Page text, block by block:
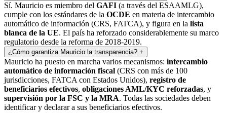
Sí. Mauricio es miembro del GAFI (a través del ESAAMLG),
cumple con los estándares de la OCDE en materia de intercambio
automático de información (CRS, FATCA), y figura en la lista
blanca de la UE. El país ha reforzado considerablemente su marco
regulatorio desde la reforma de 2018-2019.
¿Cómo garantiza Mauricio la transparencia? +
Mauricio ha puesto en marcha varios mecanismos: intercambio
automático de información fiscal (CRS con más de 100
jurisdicciones, FATCA con Estados Unidos), registro de
beneficiarios efectivos, obligaciones AML/KYC reforzadas, y
supervisión por la FSC y la MRA. Todas las sociedades deben
identificar y declarar a sus beneficiarios efectivos.